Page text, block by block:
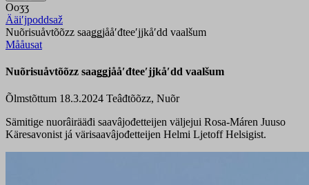
Ooʒʒ
Ääiʹjpoddsaž
Nuõrisuåvtõõzz saaǥǥjååʹđteeʹjjkåʹdd vaalšum
Mååusat
Nuõrisuåvtõõzz saaǥǥjååʹđteeʹjjkåʹdd vaalšum
Õlmstõttum 18.3.2024 Teâđtõõzz, Nuõr
Sämitige nuorâirääđi saavâjođetteijen väljejui Rosa-Máren Juuso
Käresavonist já värisaavâjođetteijen Helmi Ljetoff Helsigist.